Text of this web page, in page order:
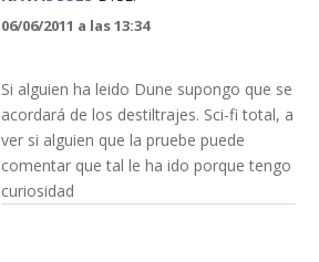
06/06/2011 a las 13:34
Si alguien ha leido Dune supongo que se
acordará de los destiltrajes. Sci-fi total, a
ver si alguien que la pruebe puede
comentar que tal le ha ido porque tengo
curiosidad